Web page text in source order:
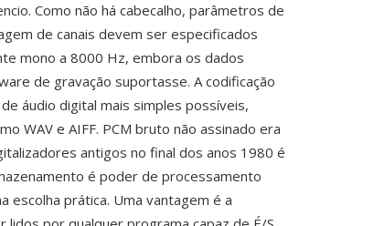
Como não há cabecalho, parâmetros de
de canais devem ser especificados
mono a 8000 Hz, embora os dados
de gravação suportasse. A codificação
áudio digital mais simples possíveis,
WAV e AIFF. PCM bruto não assinado era
antigos no final dos anos 1980 é
é poder de processamento
escolha prática. Uma vantagem é a